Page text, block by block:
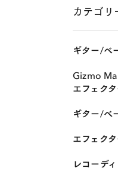
カテゴリ
ギター/ベ
Gizmo
エフェク
ギター/ベ
エフェク
レコーデ